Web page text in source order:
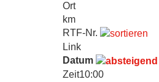
Ort
km
RTF-Nr.
Link
Datum
Zeit10:00